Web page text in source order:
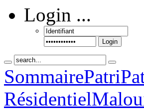
Login ...
Login
SommairePatri
Résidentiel